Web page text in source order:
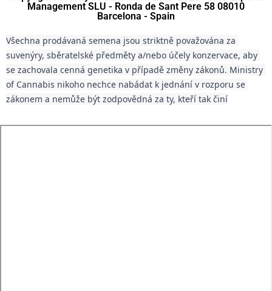
Management SLU - Ronda de Sant Pere 58 08010
Barcelona - Spain
Všechna prodávaná semena jsou striktně považována za
suvenýry, sběratelské předměty a/nebo účely konzervace, aby
se zachovala cenná genetika v případě změny zákonů. Ministry
of Cannabis nikoho nechce nabádat k jednání v rozporu se
zákonem a nemůže být zodpovědná za ty, kteří tak činí